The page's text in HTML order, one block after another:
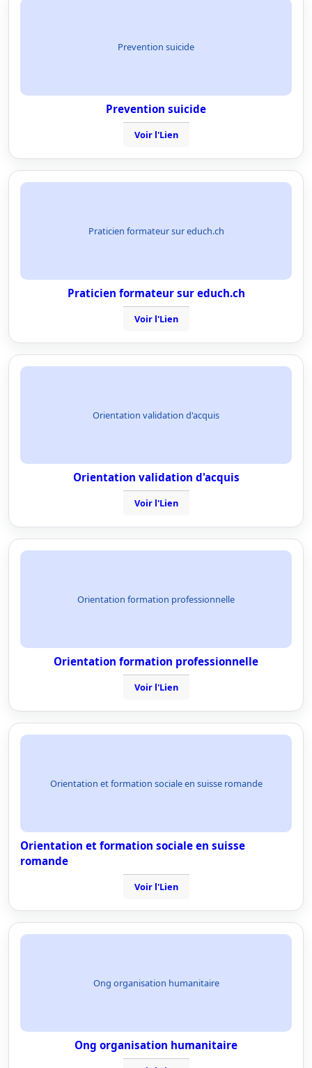
Prevention suicide
Prevention suicide
Voir l'Lien
Praticien formateur sur educh.ch
Praticien formateur sur educh.ch
Voir l'Lien
Orientation validation d'acquis
Orientation validation d'acquis
Voir l'Lien
Orientation formation professionnelle
Orientation formation professionnelle
Voir l'Lien
Orientation et formation sociale en suisse romande
Orientation et formation sociale en suisse
romande
Voir l'Lien
Ong organisation humanitaire
Ong organisation humanitaire